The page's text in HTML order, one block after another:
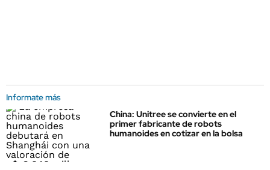
Informate más
China: Unitree se convierte en el
primer fabricante de robots
humanoides en cotizar en la bolsa